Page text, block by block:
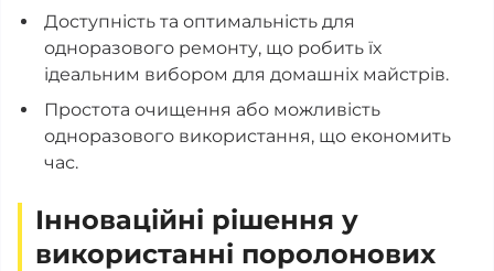
Доступність та оптимальність для
одноразового ремонту, що робить їх
ідеальним вибором для домашніх майстрів.
Простота очищення або можливість
одноразового використання, що економить
час.
Інноваційні рішення у
використанні поролонових